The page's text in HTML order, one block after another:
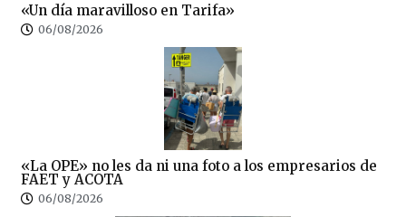
«Un día maravilloso en Tarifa»
06/08/2026
«La OPE» no les da ni una foto a los empresarios de
FAET y ACOTA
06/08/2026